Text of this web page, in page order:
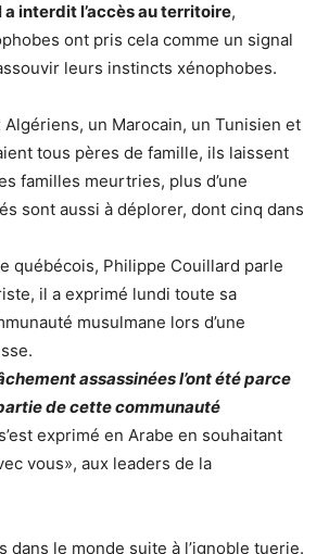
interdit l’accès au territoire,
ont pris cela comme un signal
leurs instincts xénophobes.
un Marocain, un Tunisien et
tous pères de famille, ils laissent
familles meurtries, plus d’une
sont aussi à déplorer, dont cinq dans
québécois, Philippe Couillard parle
il a exprimé lundi toute sa
musulmane lors d’une
assassinées l’ont été parce
de cette communauté
exprimé en Arabe en souhaitant
vous», aux leaders de la
dans le monde suite à l’ignoble tuerie.